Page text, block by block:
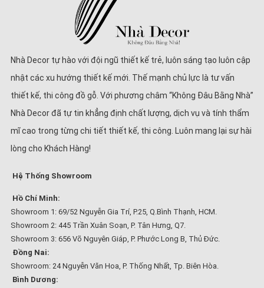
Nhà Decor tự hào với đội ngũ thiết kế trẻ, luôn sáng tạo luôn cập
nhật các xu hướng thiết kế mới. Thế mạnh chủ lực là tư vấn
thiết kế, thi công đồ gỗ. Với phương châm “Không Đâu Bằng Nhà”
Nhà Decor đã tự tin khẳng định chất lượng, dịch vụ và tính thẩm
mĩ cao trong từng chi tiết thiết kế, thi công. Luôn mang lại sự hài
lòng cho Khách Hàng!
Hệ Thống Showroom
Hồ Chí Minh:
Showroom 1: 69/52 Nguyễn Gia Trí, P.25, Q.Bình Thạnh, HCM.
Showroom 2: 445 Trần Xuân Soạn, P. Tân Hưng, Q7.
Showroom 3: 656 Võ Nguyên Giáp, P. Phước Long B, Thủ Đức.
Đồng Nai:
Showroom: 24 Nguyễn Văn Hoa, P. Thống Nhất, Tp. Biên Hòa.
Bình Dương: